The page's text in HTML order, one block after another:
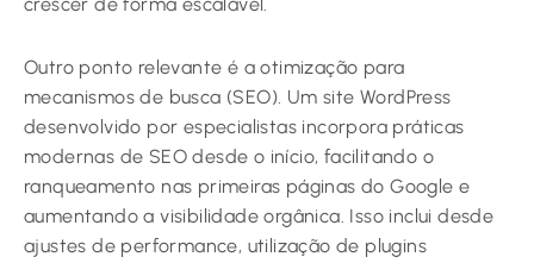
crescer de forma escalável.
Outro ponto relevante é a otimização para
mecanismos de busca (SEO). Um site WordPress
desenvolvido por especialistas incorpora práticas
modernas de SEO desde o início, facilitando o
ranqueamento nas primeiras páginas do Google e
aumentando a visibilidade orgânica. Isso inclui desde
ajustes de performance, utilização de plugins